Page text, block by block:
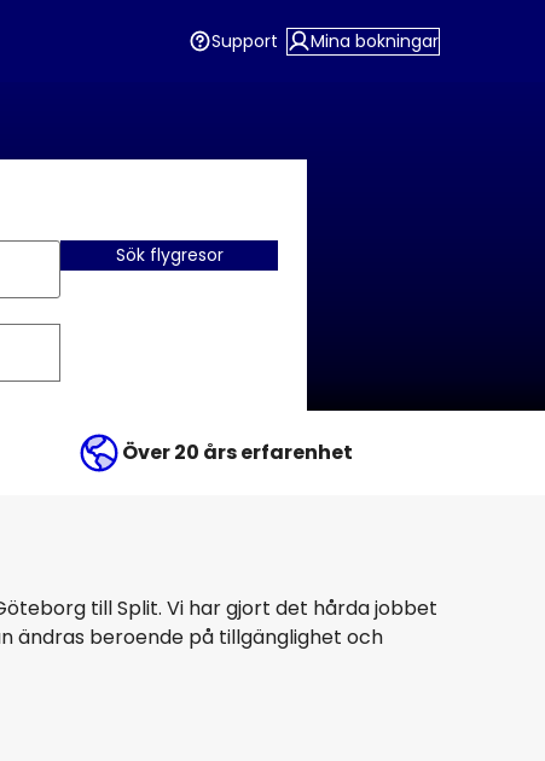
Support Mina bokningar
Sök flygresor
Över 20 års erfarenhet
till Split. Vi har gjort det hårda jobbet
ändras beroende på tillgänglighet och